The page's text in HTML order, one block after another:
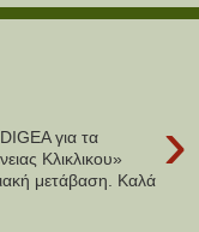
›
για τα
Κλικλικου»
μετάβαση. Καλά